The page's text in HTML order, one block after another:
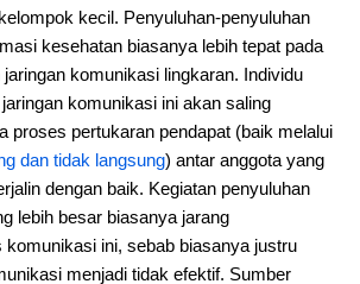
kecil. Penyuluhan-penyuluhan
kesehatan biasanya lebih tepat pada
komunikasi lingkaran. Individu
komunikasi ini akan saling
proses pertukaran pendapat (baik melalui
dan tidak langsung) antar anggota yang
dengan baik. Kegiatan penyuluhan
lebih besar biasanya jarang
komunikasi ini, sebab biasanya justru
menjadi tidak efektif. Sumber